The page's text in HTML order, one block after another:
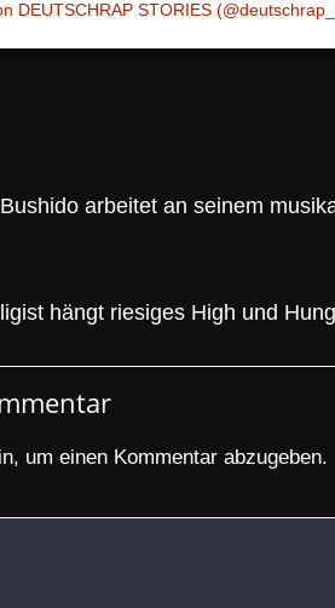
DEUTSCHRAP STORIES
arbeitet an seinem
hängt riesiges High und
um einen Kommentar abzugeben.